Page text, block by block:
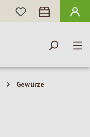
DU HAST 0
Gewürze